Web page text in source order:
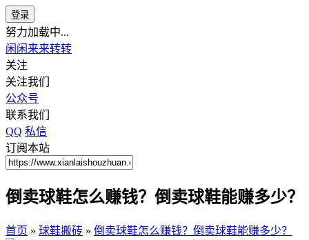
登录
努力加载中...
闲闲来来转转
关注
关注我们
公众号
联系我们
QQ 私信
订阅本站
倒卖球鞋怎么赚钱？倒卖球鞋能赚多少？
首页 » 球鞋搬砖 » 倒卖球鞋怎么赚钱？倒卖球鞋能赚多少？